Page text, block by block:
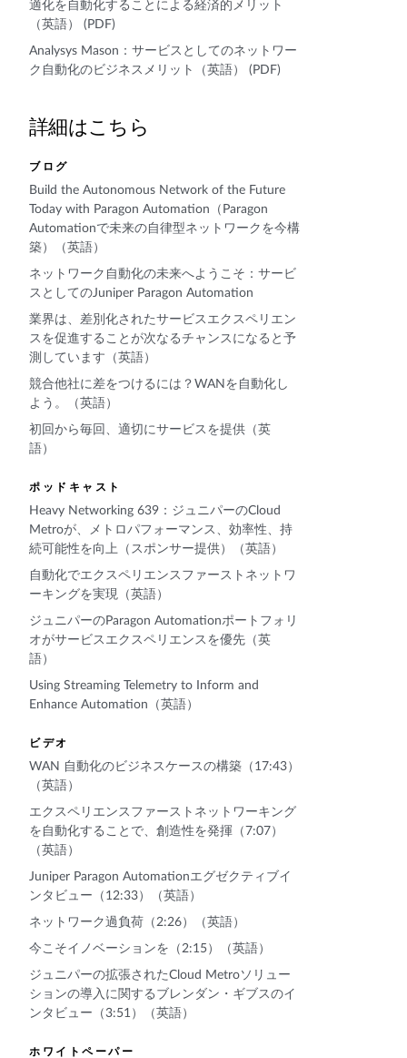
適化を自動化することによる経済的メリット
（英語） (PDF)
Analysys Mason：サービスとしてのネットワー
ク自動化のビジネスメリット（英語） (PDF)
詳細はこちら
ブログ
Build the Autonomous Network of the Future
Today with Paragon Automation（Paragon
Automationで未来の自律型ネットワークを今構
築）（英語）
ネットワーク自動化の未来へようこそ：サービ
スとしてのJuniper Paragon Automation
業界は、差別化されたサービスエクスペリエン
スを促進することが次なるチャンスになると予
測しています（英語）
競合他社に差をつけるには？WANを自動化し
よう。（英語）
初回から毎回、適切にサービスを提供（英
語）
ポッドキャスト
Heavy Networking 639：ジュニパーのCloud
Metroが、メトロパフォーマンス、効率性、持
続可能性を向上（スポンサー提供）（英語）
自動化でエクスペリエンスファーストネットワ
ーキングを実現（英語）
ジュニパーのParagon Automationポートフォリ
オがサービスエクスペリエンスを優先（英
語）
Using Streaming Telemetry to Inform and
Enhance Automation（英語）
ビデオ
WAN 自動化のビジネスケースの構築（17:43）
（英語）
エクスペリエンスファーストネットワーキング
を自動化することで、創造性を発揮（7:07）
（英語）
Juniper Paragon Automationエグゼクティブイ
ンタビュー（12:33）（英語）
ネットワーク過負荷（2:26）（英語）
今こそイノベーションを（2:15）（英語）
ジュニパーの拡張されたCloud Metroソリュー
ションの導入に関するブレンダン・ギブスのイ
ンタビュー（3:51）（英語）
ホワイトペーパー